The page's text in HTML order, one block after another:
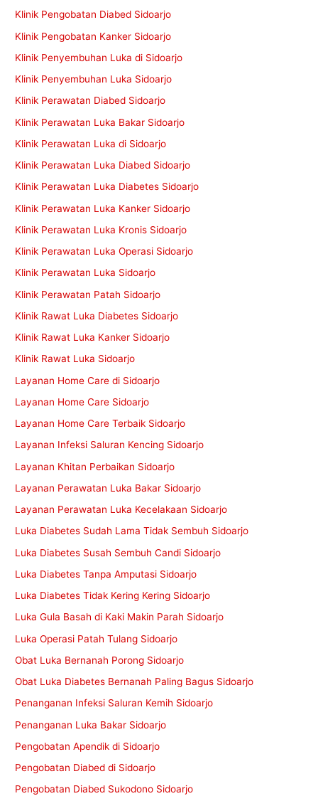
Klinik Pengobatan Diabed Sidoarjo
Klinik Pengobatan Kanker Sidoarjo
Klinik Penyembuhan Luka di Sidoarjo
Klinik Penyembuhan Luka Sidoarjo
Klinik Perawatan Diabed Sidoarjo
Klinik Perawatan Luka Bakar Sidoarjo
Klinik Perawatan Luka di Sidoarjo
Klinik Perawatan Luka Diabed Sidoarjo
Klinik Perawatan Luka Diabetes Sidoarjo
Klinik Perawatan Luka Kanker Sidoarjo
Klinik Perawatan Luka Kronis Sidoarjo
Klinik Perawatan Luka Operasi Sidoarjo
Klinik Perawatan Luka Sidoarjo
Klinik Perawatan Patah Sidoarjo
Klinik Rawat Luka Diabetes Sidoarjo
Klinik Rawat Luka Kanker Sidoarjo
Klinik Rawat Luka Sidoarjo
Layanan Home Care di Sidoarjo
Layanan Home Care Sidoarjo
Layanan Home Care Terbaik Sidoarjo
Layanan Infeksi Saluran Kencing Sidoarjo
Layanan Khitan Perbaikan Sidoarjo
Layanan Perawatan Luka Bakar Sidoarjo
Layanan Perawatan Luka Kecelakaan Sidoarjo
Luka Diabetes Sudah Lama Tidak Sembuh Sidoarjo
Luka Diabetes Susah Sembuh Candi Sidoarjo
Luka Diabetes Tanpa Amputasi Sidoarjo
Luka Diabetes Tidak Kering Kering Sidoarjo
Luka Gula Basah di Kaki Makin Parah Sidoarjo
Luka Operasi Patah Tulang Sidoarjo
Obat Luka Bernanah Porong Sidoarjo
Obat Luka Diabetes Bernanah Paling Bagus Sidoarjo
Penanganan Infeksi Saluran Kemih Sidoarjo
Penanganan Luka Bakar Sidoarjo
Pengobatan Apendik di Sidoarjo
Pengobatan Diabed di Sidoarjo
Pengobatan Diabed Sukodono Sidoarjo